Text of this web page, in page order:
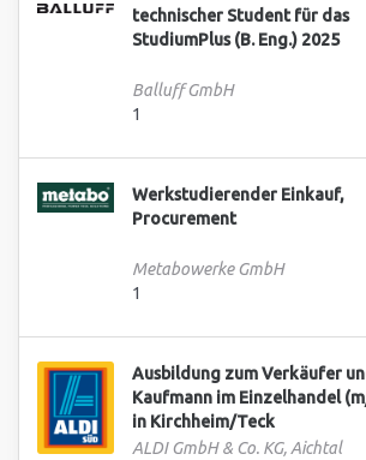
technischer Student für das
StudiumPlus (B. Eng.) 2025
Balluff GmbH
1
Werkstudierender Einkauf,
Procurement
Metabowerke GmbH
1
Ausbildung zum Verkäufer
Kaufmann im Einzelhandel
in Kirchheim/Teck
ALDI GmbH & Co. KG, Aichtal